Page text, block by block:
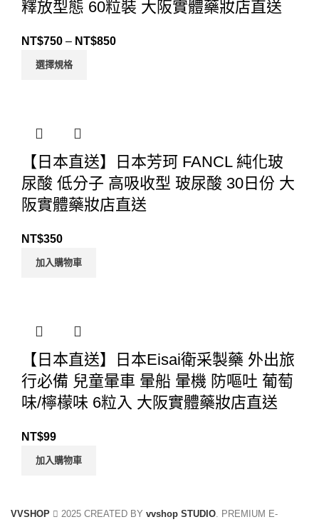
釋放型態 60粒裝 大阪實體藥妝店直送
NT$750 – NT$850
選擇規格
【日本直送】日本芳珂 FANCL 純化玻
尿酸 低分子 高吸收型 玻尿酸 30日份 大
阪實體藥妝店直送
NT$350
加入購物車
【日本直送】日本Eisai衛采製藥 外出旅
行必備 兒童暈車 暈船 暈機 防嘔吐 葡萄
味/檸檬味 6粒入 大阪實體藥妝店直送
NT$99
加入購物車
VVSHOP 2025 CREATED BY vvshop STUDIO. PREMIUM E-